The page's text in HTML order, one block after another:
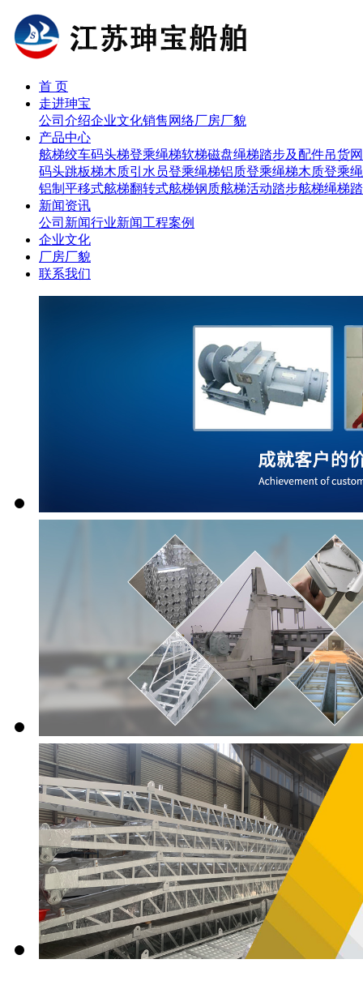
首 页
走进珅宝
公司介绍企业文化销售网络厂房厂貌
产品中心
舷梯绞车码头梯登乘绳梯软梯磁盘绳梯踏步及配件吊货
码头跳板梯木质引水员登乘绳梯铝质登乘绳梯木质登乘
铝制平移式舷梯翻转式舷梯钢质舷梯活动踏步舷梯绳梯
新闻资讯
公司新闻行业新闻工程案例
企业文化
厂房厂貌
联系我们